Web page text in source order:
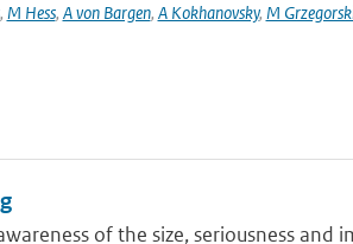
, M Hess, A von Bargen, A Kokhanovsky, M
of the size, seriousness and